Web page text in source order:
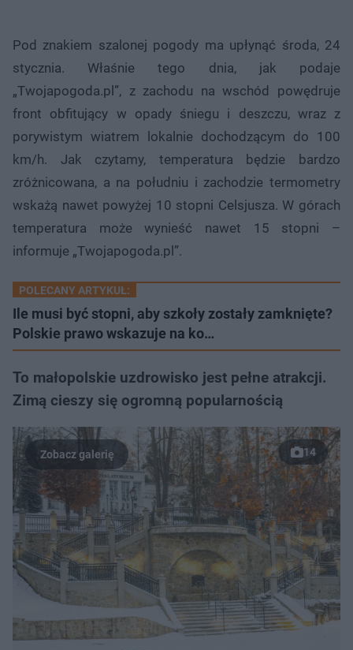
Pod znakiem szalonej pogody ma upłynąć środa, 24
stycznia. Właśnie tego dnia, jak podaje
„Twojapogoda.pl”, z zachodu na wschód powędruje
front obfitujący w opady śniegu i deszczu, wraz z
porywistym wiatrem lokalnie dochodzącym do 100
km/h. Jak czytamy, temperatura będzie bardzo
zróżnicowana, a na południu i zachodzie termometry
wskażą nawet powyżej 10 stopni Celsjusza. W górach
temperatura może wynieść nawet 15 stopni –
informuje „Twojapogoda.pl”.
POLECANY ARTYKUŁ:
Ile musi być stopni, aby szkoły zostały zamknięte?
Polskie prawo wskazuje na ko…
To małopolskie uzdrowisko jest pełne atrakcji.
Zimą cieszy się ogromną popularnością
14